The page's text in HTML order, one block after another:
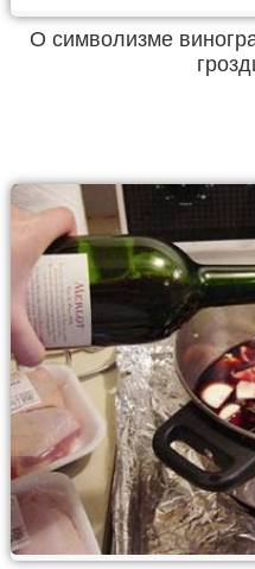
О символизме